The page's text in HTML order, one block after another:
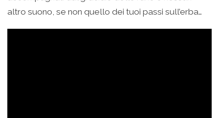
altro suono, se non quello dei tuoi passi sull’erba…